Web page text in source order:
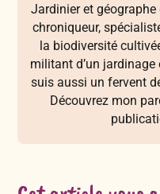
Jardinier et
chroniqueur,
la biodiversité
militant d’un
suis aussi un fervent
Découvrez mon